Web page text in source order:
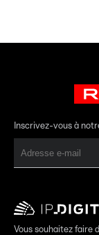
Inscrivez-vous à
Vous souhaitez faire